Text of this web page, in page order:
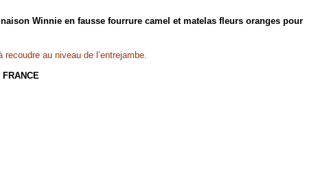
Winnie en fausse fourrure camel et matelas fleurs orangespour
au niveau de l’entrejambe.
FRANCE